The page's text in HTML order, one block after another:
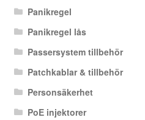
Panikregel
Panikregel lås
Passersystem tillbehör
Patchkablar & tillbehör
Personsäkerhet
PoE injektorer